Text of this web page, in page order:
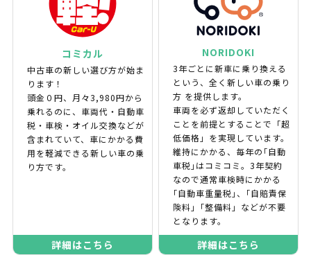
コミカル
中古車の新しい選び方が始ま
ります！
頭金０円、月々3,980円から
乗れるのに、車両代・自動車
税・車検・オイル交換などが
含まれていて、車にかかる費
用を軽減できる新しい車の乗
り方です。
詳細はこちら
NORIDOKI
3年ごとに新車に乗り換える
という、全く新しい車の乗り
方 を提供します。
車両を必ず返却していただく
ことを前提とすることで「超
低価格」を実現しています。
維持にかかる、毎年の｢自動
車税｣はコミコミ。3年契約
なので通常車検時にかかる
｢自動車重量税｣、｢自賠責保
険料｣「整備料」などが不要
となります。
詳細はこちら